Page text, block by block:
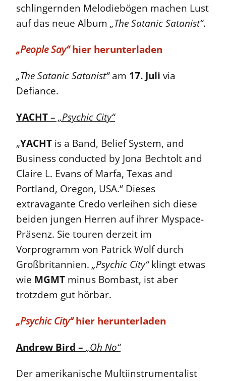
schlingernden Melodiebögen machen Lust
auf das neue Album „The Satanic Satanist“.
„People Say“hier herunterladen
„The Satanic Satanist“am 17. Juli via
Defiance.
YACHT– „Psychic City“
„YACHT is a Band, Belief System, and
Business conducted by Jona Bechtolt and
Claire L. Evans of Marfa, Texas and
Portland, Oregon, USA.“ Dieses
extravagante Credo verleihen sich diese
beiden jungen Herren auf ihrer Myspace-
Präsenz. Sie touren derzeit im
Vorprogramm von Patrick Wolf durch
Großbritannien. „Psychic City“ klingt etwas
wie MGMT minus Bombast, ist aber
trotzdem gut hörbar.
„Psychic City“hier herunterladen
Andrew Bird – „Oh No“
Der amerikanische Multiinstrumentalist